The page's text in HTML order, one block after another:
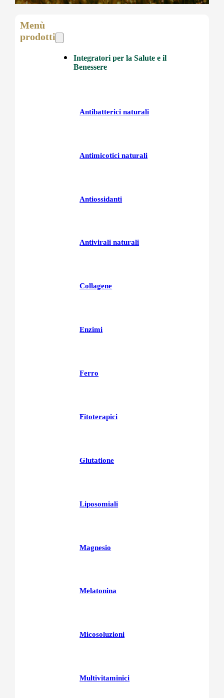
Menù
prodotti
Integratori per la Salute e il
Benessere
Antibatterici naturali
Antimicotici naturali
Antiossidanti
Antivirali naturali
Collagene
Enzimi
Ferro
Fitoterapici
Glutatione
Liposomiali
Magnesio
Melatonina
Micosoluzioni
Multivitaminici